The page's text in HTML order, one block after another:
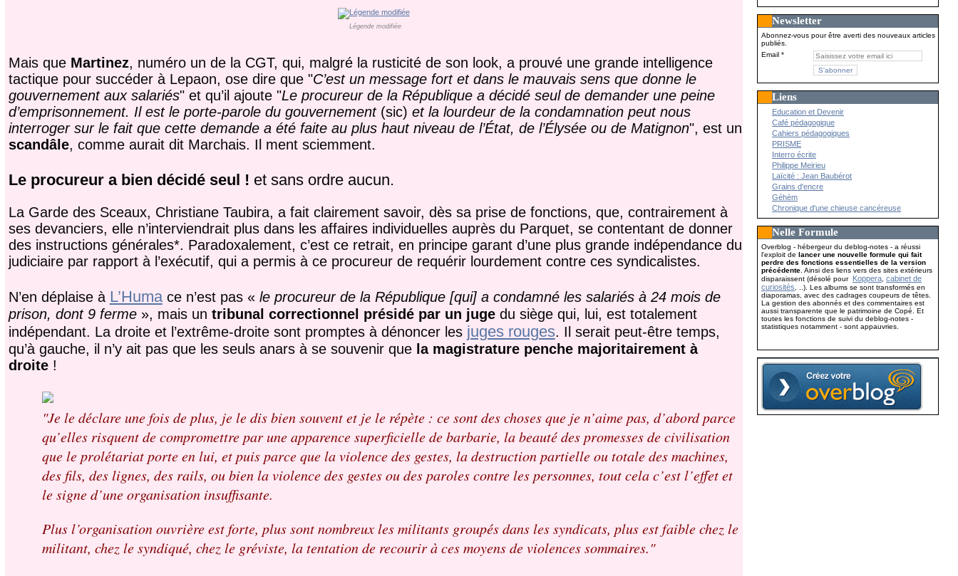
Légende modifiée
Mais que Martinez, numéro un de la CGT, qui, malgré la rusticité de son look, a prouvé une grande intelligence
tactique pour succéder à Lepaon, ose dire que "C’est un message fort et dans le mauvais sens que donne le
gouvernement aux salariés" et qu’il ajoute "Le procureur de la République a décidé seul de demander une peine
d’emprisonnement. Il est le porte-parole du gouvernement (sic) et la lourdeur de la condamnation peut nous
interroger sur le fait que cette demande a été faite au plus haut niveau de l’État, de l’Élysée ou de Matignon", est un
scandâle, comme aurait dit Marchais. Il ment sciemment.
Le procureur a bien décidé seul ! et sans ordre aucun.
La Garde des Sceaux, Christiane Taubira, a fait clairement savoir, dès sa prise de fonctions, que, contrairement à
ses devanciers, elle n’interviendrait plus dans les affaires individuelles auprès du Parquet, se contentant de donner
des instructions générales*. Paradoxalement, c’est ce retrait, en principe garant d’une plus grande indépendance du
judiciaire par rapport à l’exécutif, qui a permis à ce procureur de requérir lourdement contre ces syndicalistes.
N’en déplaise à L’Humace n’est pas « le procureur de la République [qui] a condamné les salariés à 24 mois de
prison, dont 9 ferme», mais un tribunal correctionnel présidé par un juge du siège qui, lui, est totalement
indépendant. La droite et l’extrême-droite sont promptes à dénoncer les juges rouges. Il serait peut-être temps,
qu’à gauche, il n’y ait pas que les seuls anars à se souvenir que la magistrature penche majoritairement à
droite!
"Je le déclare une fois de plus, je le dis bien souvent et je le répète : ce sont des choses que je n’aime pas, d’abord parce
qu’elles risquent de compromettre par une apparence superficielle de barbarie, la beauté des promesses de civilisation
que le prolétariat porte en lui, et puis parce que la violence des gestes, la destruction partielle ou totale des machines,
des fils, des lignes, des rails, ou bien la violence des gestes ou des paroles contre les personnes, tout cela c’est l’effet et
le signe d’une organisation insuffisante.
Plus l’organisation ouvrière est forte, plus sont nombreux les militants groupés dans les syndicats, plus est faible chez le
militant, chez le syndiqué, chez le gréviste, la tentation de recourir à ces moyens de violences sommaires."
Newsletter
Abonnez-vous pour être averti des nouveaux articles
publiés.
Email
Liens
Education et Devenir
Café pédagogique
Cahiers pédagogiques
PRISME
Interro écrite
Philippe Meirieu
Laïcité : Jean Baubérot
Grains d'encre
Géhèm
Chronique d'une chieuse cancéreuse
Nelle Formule
Overblog - hébergeur du deblog-notes - a réussi
l'exploit delancer une nouvelle formule qui fait
perdre des fonctions essentielles de la version
précédente . Ainsi des liens vers des sites extérieurs
disparaissent (désolé pour Koppera ,cabinet de
curiosités , ..). Les albums se sont transformés en
diaporamas, avec des cadrages coupeurs de têtes.
La gestion des abonnés et des commentaires est
aussi transparente que le patrimoine de Copé. Et
toutes les fonctions de suivi du deblog-notes -
statistiques notamment - sont appauvries.